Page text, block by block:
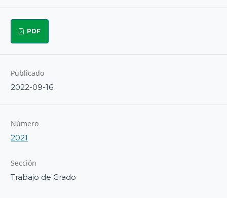
PDF
Publicado
2022-09-16
Número
2021
Sección
Trabajo de Grado